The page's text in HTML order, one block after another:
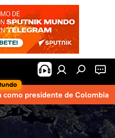
como presidente de Colombia